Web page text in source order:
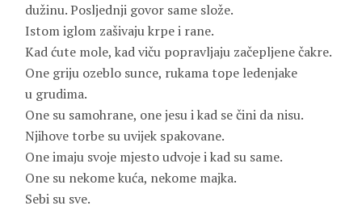
dužinu. Posljednji govor same slože.
Istom iglom zašivaju krpe i rane.
Kad ćute mole, kad viču popravljaju začepljene čakre.
One griju ozeblo sunce, rukama tope ledenjake
u grudima.
One su samohrane, one jesu i kad se čini da nisu.
Njihove torbe su uvijek spakovane.
One imaju svoje mjesto udvoje i kad su same.
One su nekome kuća, nekome majka.
Sebi su sve.